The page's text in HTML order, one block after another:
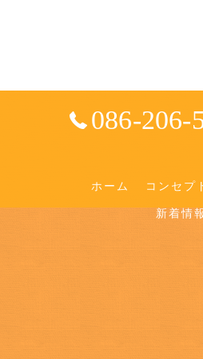
086-206-
ホーム コンセプ
新着情